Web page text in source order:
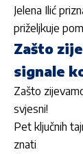
Jelena Ilić
priželjkuje
Zašto
signale
Zašto
svjesni!
Pet ključnih
znati